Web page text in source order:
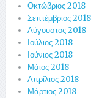
Οκτώβριος 2018
Σεπτέμβριος 2018
Αύγουστος 2018
Ιούλιος 2018
Ιούνιος 2018
Μάιος 2018
Απρίλιος 2018
Μάρτιος 2018